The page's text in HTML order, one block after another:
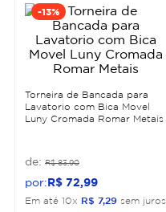
-13%
Torneira de Bancada para
Lavatorio com Bica Movel
Luny Cromada Romar Metais
R$ 83,90
R$ 72 99
Em até 10x R$ 7, 29 sem juros